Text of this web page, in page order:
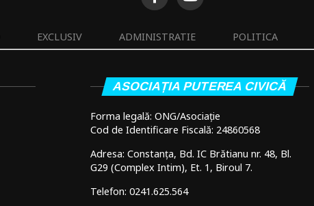
EXCLUSIV ADMINISTRATIE POLITICA
ASOCIAȚIA PUTEREA CIVICĂ
Forma legală: ONG/Asociație
Cod de Identificare Fiscală: 24860568
Adresa: Constanța, Bd. IC Brătianu nr. 48, Bl.
G29 (Complex Intim), Et. 1, Biroul 7.
Telefon: 0241.625.564